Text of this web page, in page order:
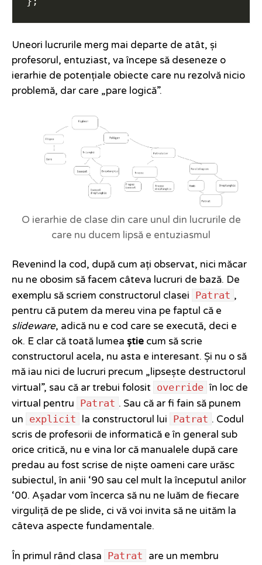
Uneori lucrurile merg mai departe de atât, și
profesorul, entuziast, va începe să deseneze o
ierarhie de potențiale obiecte care nu rezolvă nicio
problemă, dar care „pare logică”.
O ierarhie de clase din care unul din lucrurile de
care nu ducem lipsă e entuziasmul
Revenind la cod, după cum ați observat, nici măcar
nu ne obosim să facem câteva lucruri de bază. De
exemplu să scriem constructorul clasei Patrat ,
pentru că putem da mereu vina pe faptul că e
slideware, adică nu e cod care se execută, deci e
ok. E clar că toată lumea știe cum să scrie
constructorul acela, nu asta e interesant. Și nu o să
mă iau nici de lucruri precum „lipsește destructorul
virtual”, sau că ar trebui folosit override în loc de
virtual pentru Patrat . Sau că ar fi fain să punem
un explicit la constructorul lui Patrat . Codul
scris de profesorii de informatică e în general sub
orice critică, nu e vina lor că manualele după care
predau au fost scrise de niște oameni care urăsc
subiectul, în anii ‘90 sau cel mult la începutul anilor
‘00. Așadar vom încerca să nu ne luăm de fiecare
virguliță de pe slide, ci vă voi invita să ne uităm la
câteva aspecte fundamentale.
În primul rând clasa Patrat are un membru